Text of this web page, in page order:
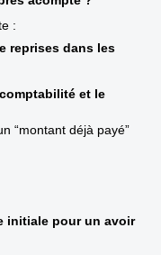
:
reprises dans les
et le
“montant déjà payé”
initiale pour un avoir